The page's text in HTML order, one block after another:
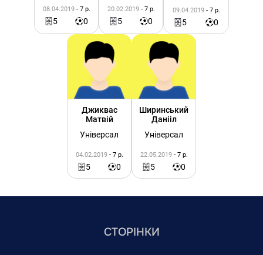
08.04.2019 - 7 р.
5 0
20.02.2019 - 7 р.
5 0
09.04.2019 - 7 р.
5 0
Джиквас
Матвій
Універсал
04.02.2019 - 7 р.
5 0
Ширинський
Данііл
Універсал
22.05.2019 - 7 р.
5 0
СТОРІНКИ